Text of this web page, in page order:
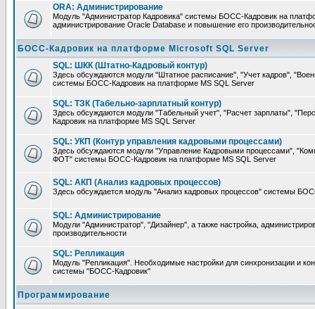
ORA: Администрирование
Модуль "Администратор Кадровика" системы БОСС-Кадровик на
администрирование Oracle Database и повышение его
БОСС-Кадровик на платформе Microsoft SQL Server
SQL: ШКК (Штатно-Кадровый контур)
Здесь обсуждаются модули "Штатное расписание", "Учет кадров",
системы БОСС-Кадровик на платформе MS SQL Server
SQL: ТЗК (Табельно-зарплатный контур)
Здесь обсуждаются модули "Табельный учет", "Расчет зарплаты",
Кадровик на платформе MS SQL Server
SQL: УКП (Контур управления кадровыми процессами)
Здесь обсуждаются модули "Управление Кадровыми процессами",
ФОТ" системы БОСС-Кадровик на платформе MS SQL Server
SQL: АКП (Анализ кадровых процессов)
Здесь обсуждается модуль "Анализ кадровых процессов" системы
SQL: Администрирование
Модули "Администратор", "Дизайнер", а также настройка,
производительности
SQL: Репликация
Модуль "Репликация". Необходимые настройки для синхронизации и
системы "БОСС-Кадровик"
Программирование